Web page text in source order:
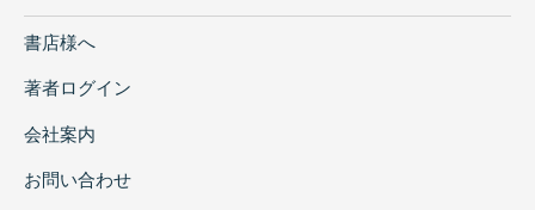
書店様へ
著者ログイン
会社案内
お問い合わせ